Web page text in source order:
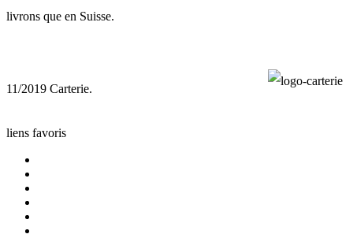
livrons que en Suisse.
11/2019 Carterie.
liens favoris